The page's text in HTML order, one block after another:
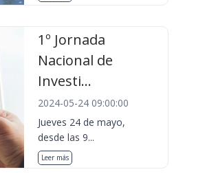
1º Jornada
Nacional de
Investi...
2024-05-24 09:00:00
Jueves 24 de mayo,
desde las 9...
Leer más